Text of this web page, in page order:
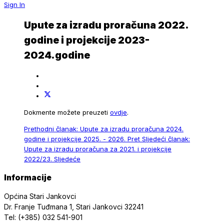
Sign In
Upute za izradu proračuna 2022.
godine i projekcije 2023-
2024.godine
Dokmente možete preuzeti ovdje.
Prethodni članak: Upute za izradu proračuna 2024.
godine i projekcije 2025. - 2026. Pret Sljedeći članak:
Upute za izradu proračuna za 2021. i projekcije
2022/23. Sljedeće
Informacije
Općina Stari Jankovci
Dr. Franje Tuđmana 1, Stari Jankovci 32241
Tel: (+385) 032 541-901